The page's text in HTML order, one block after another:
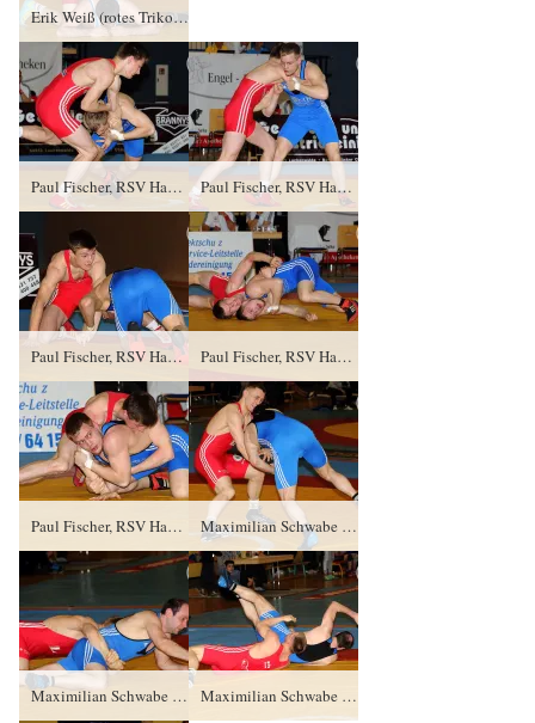
Erik Weiß (rotes Trikot), RSV Hansa 90 Frankfurt/ Oder gegen Kaskyan Kaoren, RV Thalheim TÜ/4:0/9:0
Paul Fischer, RSV Hansa 90 Frankfurt/ Oder gegen Brian Tewes (blaues Trikot), RC Cottbus TÜ/1:4/1:9 Paul Fischer, RSV Hansa 90 Frankfurt/ Oder gegen Brian Tewes (blaues Trikot), RC Cottbus TÜ/1:4/1:9
Paul Fischer, RSV Hansa 90 Frankfurt/ Oder gegen Brian Tewes (blaues Trikot), RC Cottbus TÜ/1:4/1:9 Paul Fischer, RSV Hansa 90 Frankfurt/ Oder gegen Brian Tewes (blaues Trikot), RC Cottbus TÜ/1:4/1:9
Paul Fischer, RSV Hansa 90 Frankfurt/ Oder gegen Brian Tewes (blaues Trikot), RC Cottbus TÜ/1:4/1:9 Maximilian Schwabe (rotes Trikot), KSV Pausa gegen Mario Stanke, SV Grün- Weiß Weißwasser TÜ/4:0/8:0
Maximilian Schwabe (rotes Trikot), KSV Pausa gegen Mario Stanke, SV Grün- Weiß Weißwasser TÜ/4:0/8:0 Maximilian Schwabe (rotes Trikot), KSV Pausa gegen Mario Stanke, SV Grün- Weiß Weißwasser TÜ/4:0/8:0